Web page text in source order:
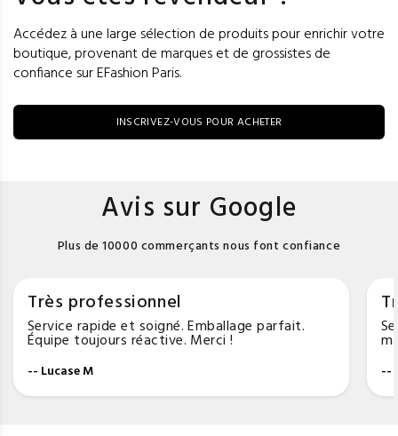
Accédez à une large sélection de produits pour enrichir votre
boutique, provenant de marques et de grossistes de
confiance sur EFashion Paris.
INSCRIVEZ-VOUS POUR ACHETER
Avis sur Google
Plus de 10000 commerçants nous font confiance
Très professionnel
Service rapide et soigné. Emballage parfait.
Équipe toujours réactive. Merci !
-- Lucase M --